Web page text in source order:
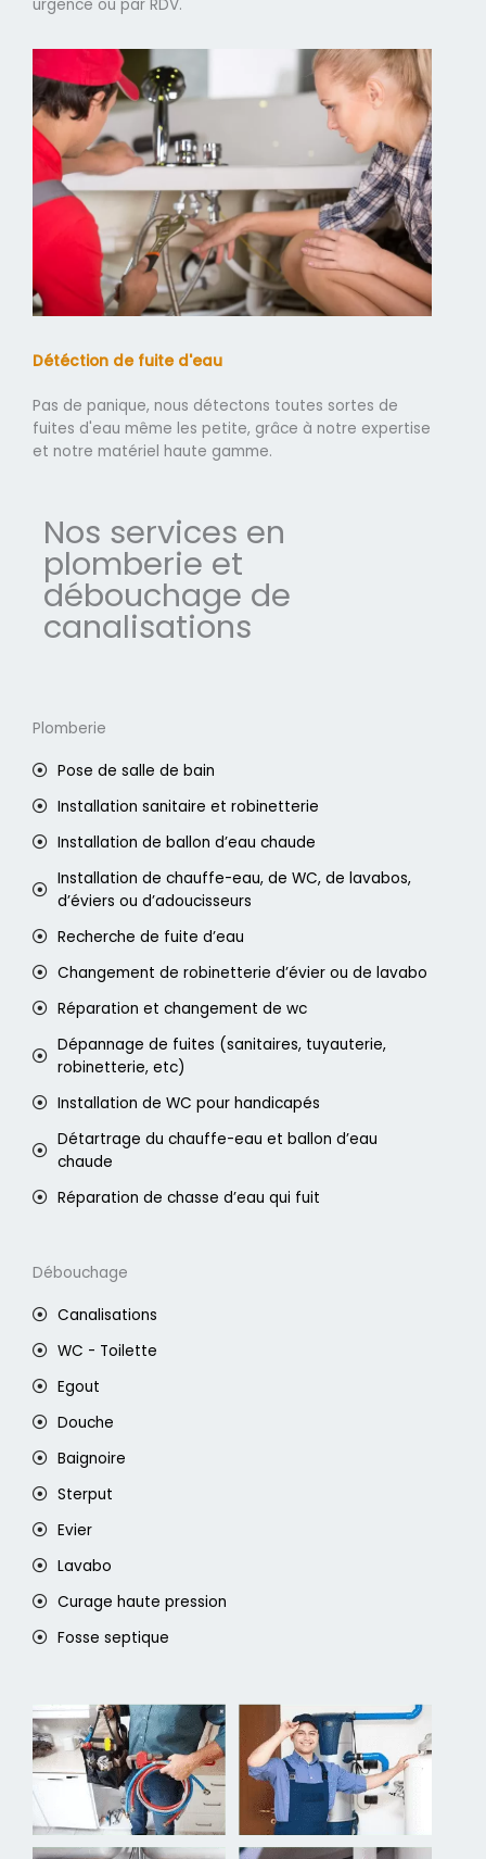
urgence ou par RDV.
Détéction de fuite d'eau
Pas de panique, nous détectons toutes sortes de
fuites d'eau même les petite, grâce à notre expertise
et notre matériel haute gamme.
Nos services en
plomberie et
débouchage de
canalisations
Plomberie
Pose de salle de bain
Installation sanitaire et robinetterie
Installation de ballon d’eau chaude
Installation de chauffe-eau, de WC, de lavabos,
d’éviers ou d’adoucisseurs
Recherche de fuite d’eau
Changement de robinetterie d’évier ou de lavabo
Réparation et changement de wc
Dépannage de fuites (sanitaires, tuyauterie,
robinetterie, etc)
Installation de WC pour handicapés
Détartrage du chauffe-eau et ballon d’eau
chaude
Réparation de chasse d’eau qui fuit
Débouchage
Canalisations
WC - Toilette
Egout
Douche
Baignoire
Sterput
Evier
Lavabo
Curage haute pression
Fosse septique